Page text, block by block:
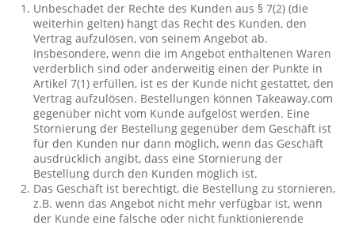
Unbeschadet der Rechte des Kunden aus § 7(2) (die
weiterhin gelten) hängt das Recht des Kunden, den
Vertrag aufzulösen, von seinem Angebot ab.
Insbesondere, wenn die im Angebot enthaltenen Waren
verderblich sind oder anderweitig einen der Punkte in
Artikel 7(1) erfüllen, ist es der Kunde nicht gestattet, den
Vertrag aufzulösen. Bestellungen können Takeaway.com
gegenüber nicht vom Kunde aufgelöst werden. Eine
Stornierung der Bestellung gegenüber dem Geschäft ist
für den Kunden nur dann möglich, wenn das Geschäft
ausdrücklich angibt, dass eine Stornierung der
Bestellung durch den Kunden möglich ist.
Das Geschäft ist berechtigt, die Bestellung zu stornieren,
z.B. wenn das Angebot nicht mehr verfügbar ist, wenn
der Kunde eine falsche oder nicht funktionierende